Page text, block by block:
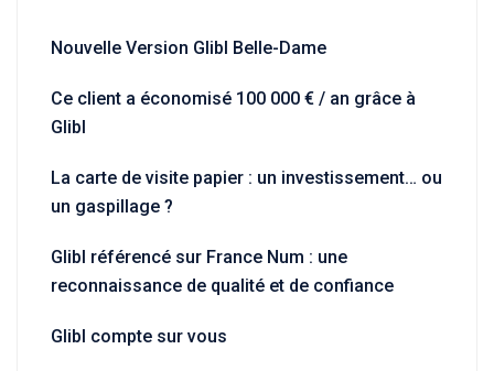
Nouvelle Version Glibl Belle-Dame
Ce client a économisé 100 000 € / an grâce à
Glibl
La carte de visite papier : un investissement… ou
un gaspillage ?
Glibl référencé sur France Num : une
reconnaissance de qualité et de confiance
Glibl compte sur vous